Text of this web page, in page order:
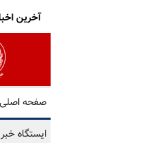
هواداران مجاهدین و نمایشگاه عکسآخرین
صفحه اصلی
ایستگاه خبر